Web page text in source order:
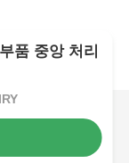
품 중앙 처리